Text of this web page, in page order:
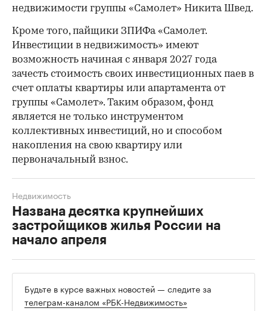
недвижимости группы «Самолет» Никита Швед.
Кроме того, пайщики ЗПИФа «Самолет.
Инвестиции в недвижимость» имеют
возможность начиная с января 2027 года
зачесть стоимость своих инвестиционных паев в
счет оплаты квартиры или апартамента от
группы «Самолет». Таким образом, фонд
является не только инструментом
коллективных инвестиций, но и способом
накопления на свою квартиру или
первоначальный взнос.
Названа десятка крупнейших
застройщиков жилья России на
начало апреля
Недвижимость
Будьте в курсе важных новостей — следите за
телеграм-каналом «РБК-Недвижимость»